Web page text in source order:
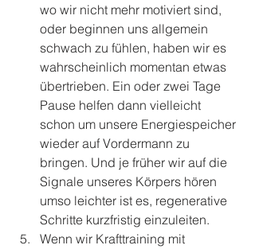
wo wir nicht mehr motiviert sind,
oder beginnen uns allgemein
schwach zu fühlen, haben wir es
wahrscheinlich momentan etwas
übertrieben. Ein oder zwei Tage
Pause helfen dann vielleicht
schon um unsere Energiespeicher
wieder auf Vordermann zu
bringen. Und je früher wir auf die
Signale unseres Körpers hören
umso leichter ist es, regenerative
Schritte kurzfristig einzuleiten.
Wenn wir Krafttraining mit